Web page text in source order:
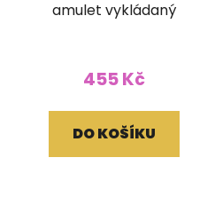
amulet vykládaný
455 Kč
DO KOŠÍKU